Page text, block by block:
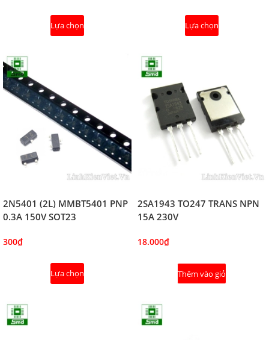
Lựa chọn Lựa chọn
2N5401 (2L) MMBT5401 PNP
0.3A 150V SOT23
300₫
Lựa chọn
2SA1943 TO247 TRANS NPN
15A 230V
18.000₫
Thêm vào giỏ